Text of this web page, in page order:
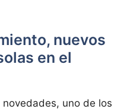
nuevos
en el
uno de los